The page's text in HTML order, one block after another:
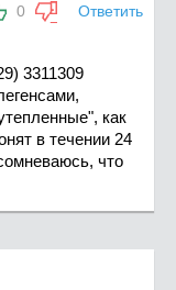
0 Ответить
3311309
как
в течении 24
что